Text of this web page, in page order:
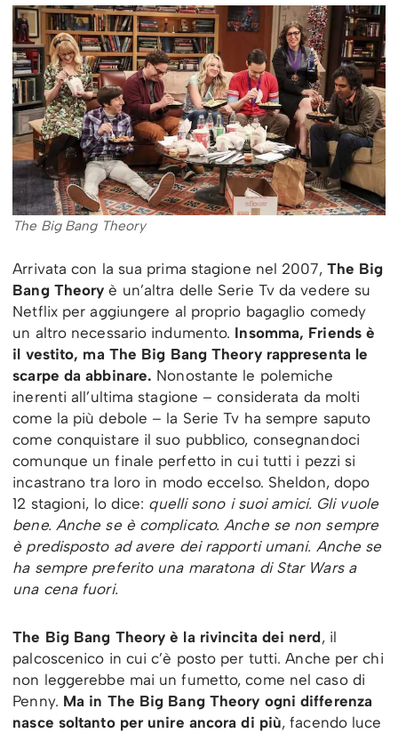
The Big Bang Theory
Arrivata con la sua prima stagione nel 2007,The Big
Bang Theoryè un’altra delle Serie Tv da vedere su
Netflix per aggiungere al proprio bagaglio comedy
un altro necessario indumento. Insomma, Friends è
il vestito, ma The Big Bang Theory rappresenta le
scarpe da abbinare. Nonostante le polemiche
inerenti all’ultima stagione – considerata da molti
come la più debole – la Serie Tv ha sempre saputo
come conquistare il suo pubblico, consegnandoci
comunque un finale perfetto in cui tutti i pezzi si
incastrano tra loro in modo eccelso. Sheldon, dopo
12 stagioni, lo dice: quelli sono i suoi amici. Gli vuole
bene. Anche se è complicato. Anche se non sempre
è predisposto ad avere dei rapporti umani. Anche se
ha sempre preferito una maratona di Star Wars a
una cena fuori.
The Big Bang Theory è la rivincita dei nerd, il
palcoscenico in cui c’è posto per tutti. Anche per chi
non leggerebbe mai un fumetto, come nel caso di
Penny. Ma in The Big Bang Theory ogni differenza
nasce soltanto per unire ancora di più, facendo luce